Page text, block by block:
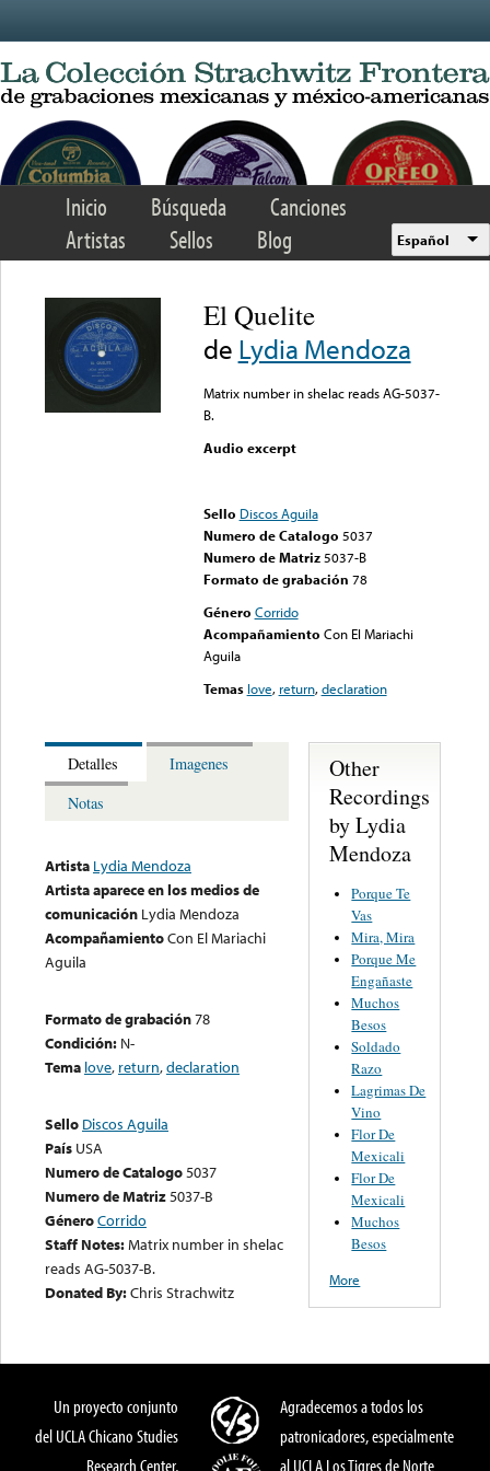
Inicio Búsqueda
Canciones
Artistas
Sellos Blog Español
El Quelite
de Lydia Mendoza
Matrix number in shelac reads AG-5037-
B.
Audio excerpt
Sello Discos Aguila
Numero de Catalogo 5037
Numero de Matriz 5037-B
Formato de grabación 78
Género Corrido
Acompañamiento Con El Mariachi
Aguila
Temas love, return,declaration
Detalles
Imagenes
Notas
Artista Lydia Mendoza
Artista aparece en los medios de
comunicación Lydia Mendoza
AcompañamientoCon El Mariachi
Aguila
Formato de grabación78
Condición: N-
Tema love, return,declaration
Sello Discos Aguila
País USA
Numero de Catalogo5037
Numero de Matriz5037-B
GéneroCorrido
Staff Notes:Matrix number in shelac
reads AG-5037-B.
Donated By:Chris Strachwitz
Other
Recordings
by Lydia
Mendoza
Porque Te
Vas
Mira, Mira
Porque Me
Engañaste
Muchos
Besos
Soldado
Razo
Lagrimas De
Vino
Flor De
Mexicali
Flor De
Mexicali
Muchos
Besos
More
Un proyecto conjunto
del UCLA Chicano Studies
Research Center,
Agradecemos a todos los
patronicadores, especialmente
al UCLA Los Tigres de Norte